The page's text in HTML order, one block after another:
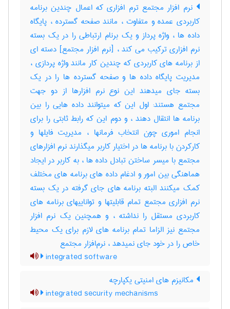
نرم افزار مجتمع ترم افزاری که اعمال چندین برنامه
کاربردی عمده و متفاوت ، مانند صفحه گسترده ، پایگاه
داده ها ، واژه پرداز و یک برنام ارتباطی را در یک بسته
نرم افزاری ترکیب می کند ، [نرم افزار مجتمع] دسته ای
از برنامه های کاربردی که چندین کار مانند واژه پردازی ،
مدیریت پایگاه داده ها و صفحه گسترده ها را در یک
بسته جای میدهند این نوع نرم افزارها از دو جهت
مجتمع هستند: اول این که میتوانند داده هایی را بین
برنامه ها انتقال دهند ، و دوم این که رابط ثابتی را برای
انجام اموری چون انتخاب فرمانها ، مدیریت فایلها و
کارکردن با برنامه ها در اختیار کاربر میگذارند نرم افزارهای
مجتمع با میسر ساختن تبادل داده ها ، به کاربر در ایجاد
هماهنگی بین امور و ادغام داده های برنامه های مختلف
کمک میکنند البته برنامه های جای گرفته در یک بسته
نرم افزاری مجتمع تمام قابلیتها و تواناییهای برنامه های
کاربردی مستقل را نداشته ، و همچنین یک نرم افزار
مجتمع نیز الزاما تمام برنامه های لازم برای یک محیط
خاص را در خود جای نمیدهد ، نرم‌افزار مجتمع
integrated software
مکانیزم های امنیتی یکپارچه
integrated security mechanisms